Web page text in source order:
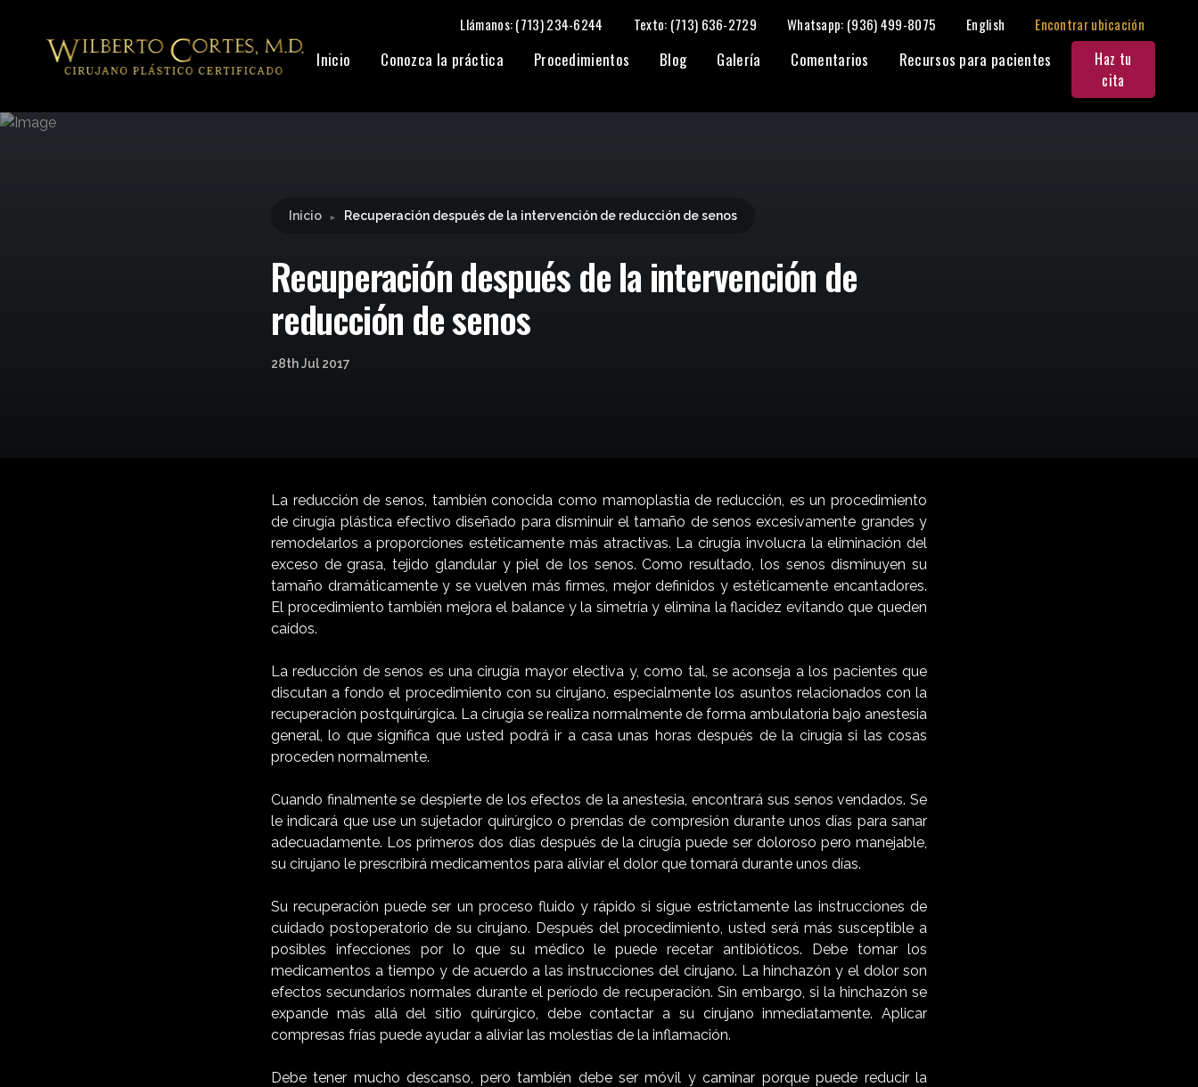
Llámanos: (713) 234-6244 Texto: (713) 636-2729 Whatsapp: (936) 499-8075 English Encontrar ubicación
Inicio Conozca la práctica Procedimientos Blog Galería Comentarios Recursos para pacientes
Haz tu
cita
Recuperación después de la intervención de reducción de senos Compartir:
Inicio ► Recuperación después de la intervención de reducción de senos
Recuperación después de la intervención de
reducción de senos
28th Jul 2017
La reducción de senos, también conocida como mamoplastia de reducción, es un procedimiento
de cirugía plástica efectivo diseñado para disminuir el tamaño de senos excesivamente grandes y
remodelarlos a proporciones estéticamente más atractivas. La cirugía involucra la eliminación del
exceso de grasa, tejido glandular y piel de los senos. Como resultado, los senos disminuyen su
tamaño dramáticamente y se vuelven más firmes, mejor definidos y estéticamente encantadores.
El procedimiento también mejora el balance y la simetría y elimina la flacidez evitando que queden
caídos.
La reducción de senos es una cirugía mayor electiva y, como tal, se aconseja a los pacientes que
discutan a fondo el procedimiento con su cirujano, especialmente los asuntos relacionados con la
recuperación postquirúrgica. La cirugía se realiza normalmente de forma ambulatoria bajo anestesia
general, lo que significa que usted podrá ir a casa unas horas después de la cirugía si las cosas
proceden normalmente.
Cuando finalmente se despierte de los efectos de la anestesia, encontrará sus senos vendados. Se
le indicará que use un sujetador quirúrgico o prendas de compresión durante unos días para sanar
adecuadamente. Los primeros dos días después de la cirugía puede ser doloroso pero manejable,
su cirujano le prescribirá medicamentos para aliviar el dolor que tomará durante unos días.
Su recuperación puede ser un proceso fluido y rápido si sigue estrictamente las instrucciones de
cuidado postoperatorio de su cirujano. Después del procedimiento, usted será más susceptible a
posibles infecciones por lo que su médico le puede recetar antibióticos. Debe tomar los
medicamentos a tiempo y de acuerdo a las instrucciones del cirujano. La hinchazón y el dolor son
efectos secundarios normales durante el período de recuperación. Sin embargo, si la hinchazón se
expande más allá del sitio quirúrgico, debe contactar a su cirujano inmediatamente. Aplicar
compresas frías puede ayudar a aliviar las molestias de la inflamación.
Debe tener mucho descanso, pero también debe ser móvil y caminar porque puede reducir la